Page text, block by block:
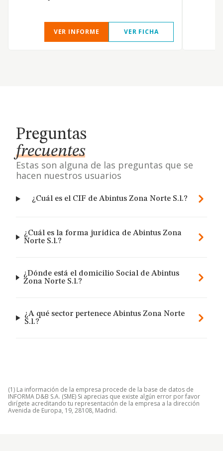
VER INFORME VER FICHA
Preguntas
frecuentes
Estas son alguna de las preguntas que se
hacen nuestros usuarios
¿Cuál es el CIF de Abintus Zona Norte S.l.?
¿Cuál es la forma jurídica de Abintus Zona
Norte S.l.?
¿Dónde está el domicilio Social de Abintus
Zona Norte S.l.?
¿A qué sector pertenece Abintus Zona Norte
S.l.?
(1) La información de la empresa procede de la base de datos de
INFORMA D&B S.A. (SME) Si aprecias que existe algún error por favor
dirígete acreditando tu representación de la empresa a la dirección
Avenida de Europa, 19, 28108, Madrid.